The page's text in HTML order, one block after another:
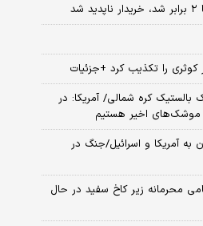
کوثری را تکذیب کرد +جزئیات
کره شمالی/ آمریکا: در
موشک‌های اخیر هستیم
به آمریکا و اسرائیل/جنگ در
محرمانه زیر کاخ سفید در حال